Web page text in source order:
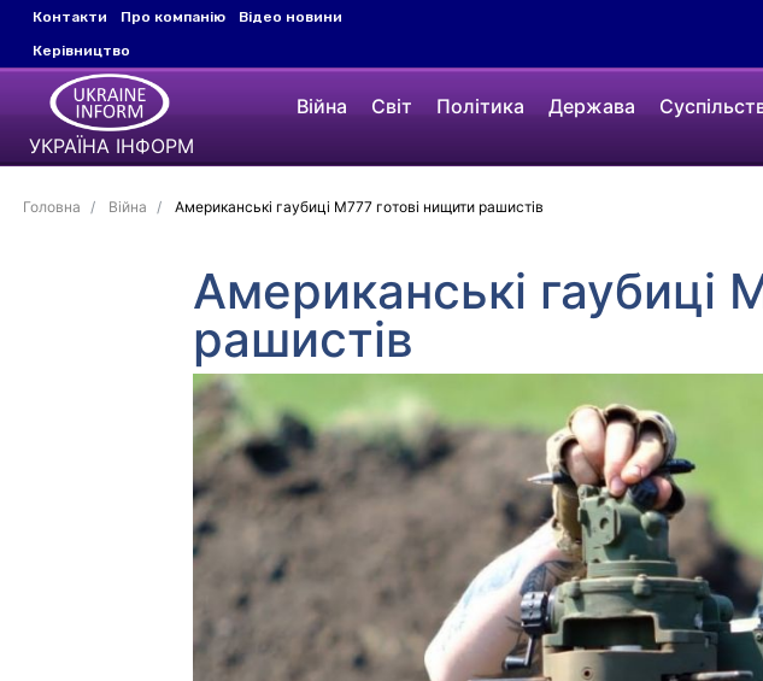
Контакти Про компанію
Відео новини
Керівництво
УКРАЇНА ІНФОРМ
Війна Світ Політика Держава
Головна Війна Американські гаубиці М777 готові нищити рашистів
Американські гаубиці
рашистів